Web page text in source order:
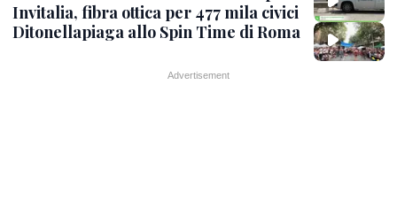
Invitalia, fibra ottica per 477 mila civici
Ditonellapiaga allo Spin Time di Roma